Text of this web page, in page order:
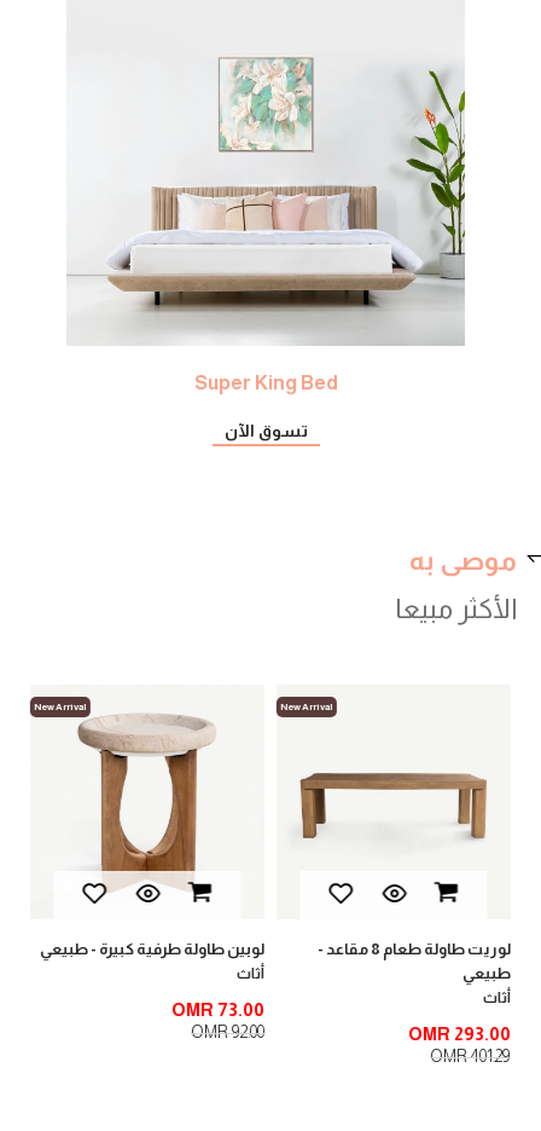
Super King Bed
تسوق الآن
موصى به
New Arrival
لوريت طاولة طعام 8 مقاعد -
طبيعي
أثاث
OMR 293.00
OMR 401.29
New Arrival
لوبين طاولة طرفية كبيرة - طبيعي
أثاث
OMR 73.00
OMR 92.00
الأكثر مبيعا